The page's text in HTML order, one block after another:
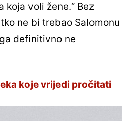
koja voli žene.“ Bez
ne bi trebao Salomonu
definitivno ne
koje vrijedi pročitati